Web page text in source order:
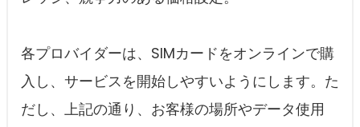
各プロバイダーは、SIMカードをオンラインで購
入し、サービスを開始しやすいようにします。た
だし、上記の通り、お客様の場所やデータ使用